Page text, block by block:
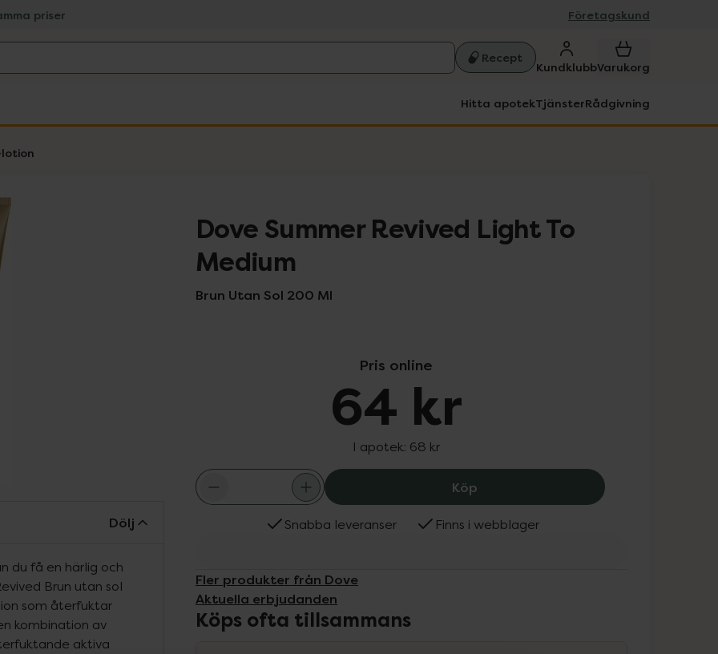
priser Företagskund
Recept
KundklubbVarukorg
Hitta apotekTjänsterRådgivning
Dove Summer Revived Light To
Medium
Brun Utan Sol 200 Ml
Pris online
64 kr
I apotek: 68 kr
Köp Dove Summer Revived Light To
Snabba leveranser Finns i webblager
Fler produkter från Dove
Aktuella erbjudanden
Köps ofta tillsammans
Dölj
du få en härlig och
Brun utan sol
som återfuktar
kombination av
aktiva